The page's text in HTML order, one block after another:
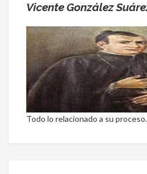
Vicente González
Todo lo relacionado a su proceso.